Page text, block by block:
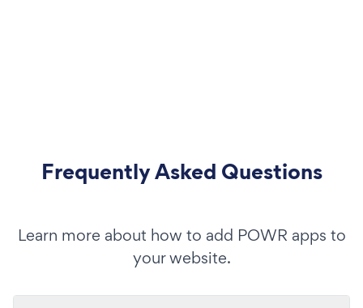
Frequently Asked Questions
Learn more about how to add POWR apps to
your website.